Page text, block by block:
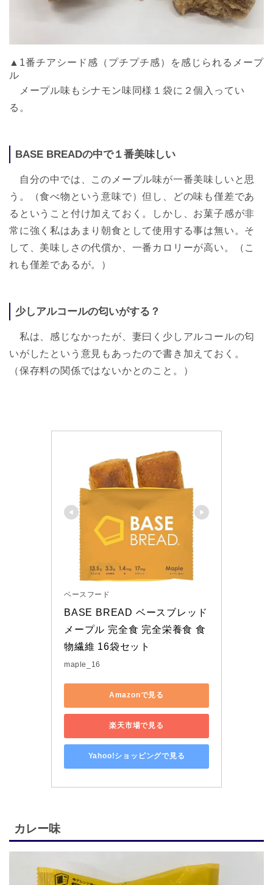
▲1番チアシード感（プチプチ感）を感じられるメープ
ル
メープル味もシナモン味同様１袋に２個入ってい
る。
BASE BREADの中で１番美味しい
自分の中では、このメープル味が一番美味しいと思
う。（食べ物という意味で）但し、どの味も僅差であ
るということ付け加えておく。しかし、お菓子感が非
常に強く私はあまり朝食として使用する事は無い。そ
して、美味しさの代償か、一番カロリーが高い。（こ
れも僅差であるが。）
少しアルコールの匂いがする？
私は、感じなかったが、妻曰く少しアルコールの匂
いがしたという意見もあったので書き加えておく。
（保存料の関係ではないかとのこと。）
ベースフード
BASE BREAD ベースブレッド
メープル 完全食 完全栄養食 食
物繊維 16袋セット
maple_16
Amazonで見る
楽天市場で見る
Yahoo!ショッピングで見る
カレー味